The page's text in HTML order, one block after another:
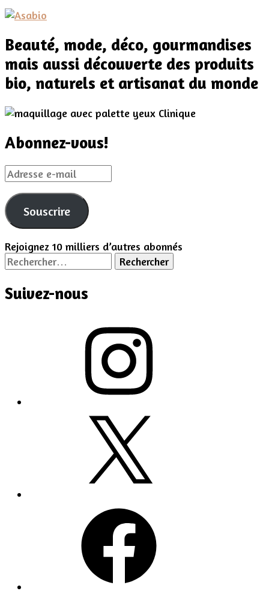
Beauté, mode, déco, gourmandises
mais aussi découverte des produits
bio, naturels et artisanat du monde
Abonnez-vous!
Adresse
e-
mail
Souscrire
Rejoignez 10 milliers d’autres abonnés
Rechercher :
Suivez-nous